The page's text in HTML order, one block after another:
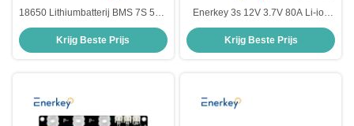
18650 Lithiumbatterij BMS 7S 50A
Voor 350w 500w 750w 1000w
elektrische fietsbatterij
Krijg Beste Prijs
Enerkey 3s 12V 3.7V 80A Li-ion
BMS-batterijbeheersysteem met
waterdicht PCM voor 18650-
lithiumbatterijpakket
Krijg Beste Prijs